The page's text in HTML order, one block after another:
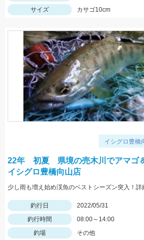
サイズ
カサゴ10cm
イシグロ豊橋
22年 初夏 県境の売木川でアマゴ＆
イシグロ豊橋向山店
少し雨も増え始め渓魚のベストシーズン突入！詳
釣行日
2022/05/31
釣行時間
08:00～14:00
釣場
その他